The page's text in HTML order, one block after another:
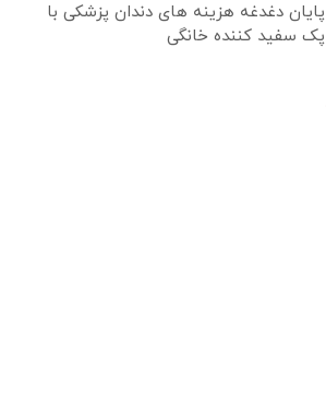
پایان دغدغه هزینه های دندان پزشکی با
پک سفید کننده خانگی